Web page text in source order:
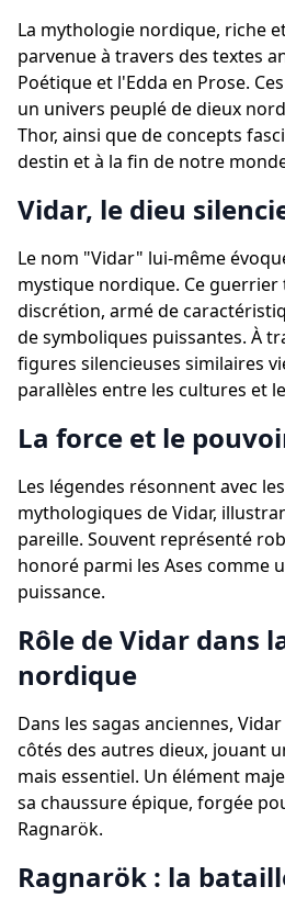
La mythologie nordique, riche
parvenue à travers des textes
Poétique et l'Edda en Prose.
un univers peuplé de dieux
Thor, ainsi que de concepts
destin et à la fin de notre
Vidar, le dieu
Le nom "Vidar" lui-même
mystique nordique. Ce
discrétion, armé de
de symboliques puissantes. À
figures silencieuses similaires
parallèles entre les cultures et
La force et le
Les légendes résonnent avec
mythologiques de Vidar,
pareille. Souvent représenté
honoré parmi les Ases comme
puissance.
Rôle de Vidar dans
nordique
Dans les sagas anciennes,
côtés des autres dieux, jouant
mais essentiel. Un élément
sa chaussure épique, forgée
Ragnarök.
Ragnarök : la